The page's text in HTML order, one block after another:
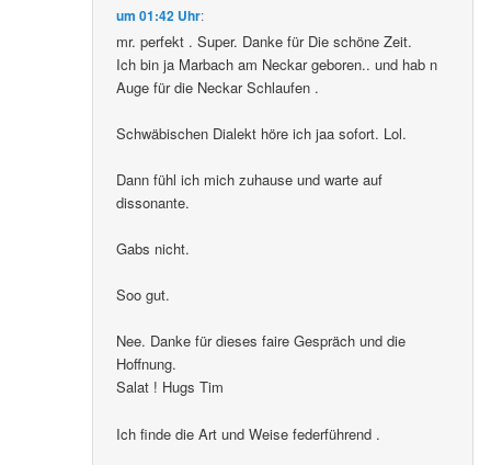
um 01:42 Uhr:
mr. perfekt . Super. Danke für Die schöne Zeit.
Ich bin ja Marbach am Neckar geboren.. und hab n
Auge für die Neckar Schlaufen .
Schwäbischen Dialekt höre ich jaa sofort. Lol.
Dann fühl ich mich zuhause und warte auf
dissonante.
Gabs nicht.
Soo gut.
Nee. Danke für dieses faire Gespräch und die
Hoffnung.
Salat ! Hugs Tim
Ich finde die Art und Weise federführend .